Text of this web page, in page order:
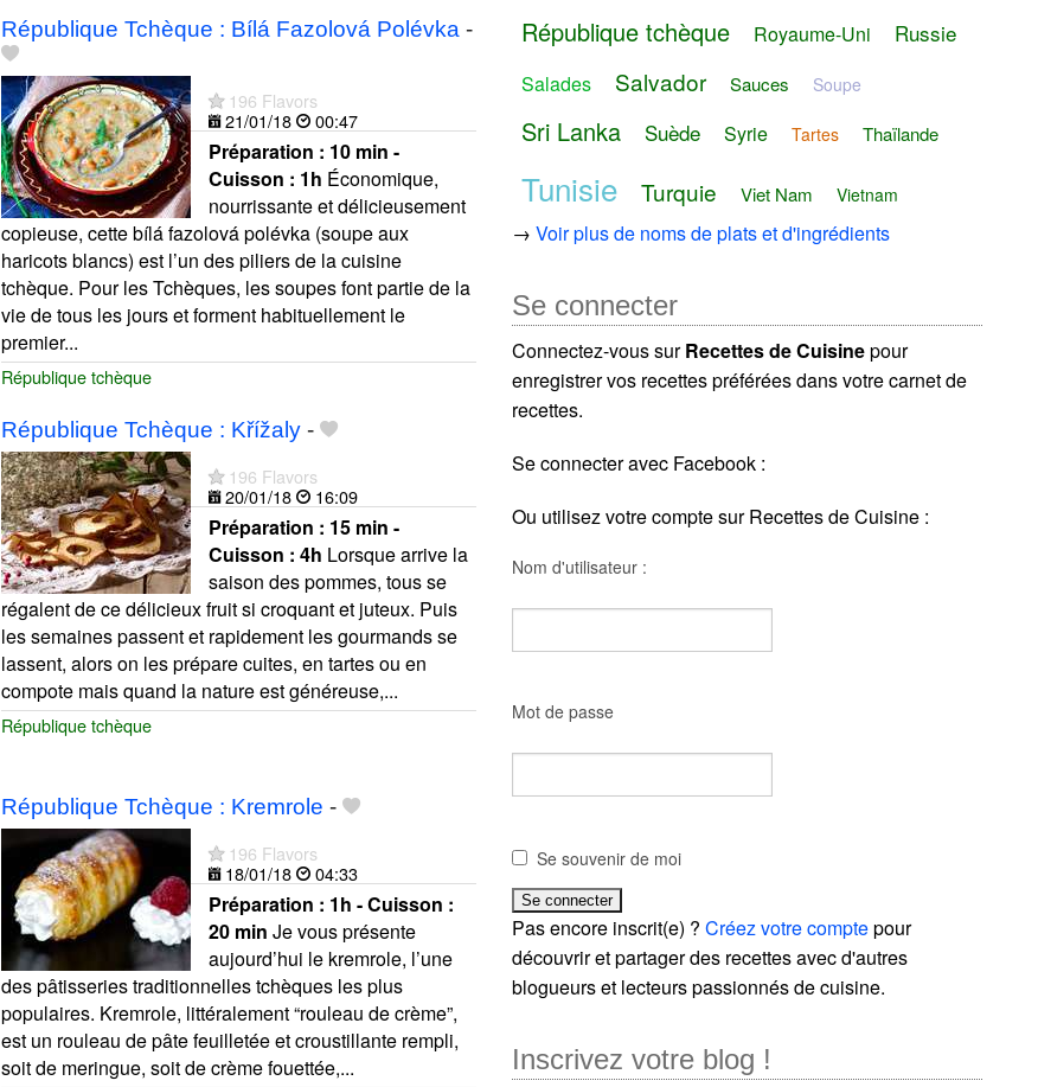
République Tchèque : Bílá Fazolová Polévka -
196 Flavors
21/01/18
00:47
Préparation : 10 min -
Cuisson : 1h Économique,
nourrissante et délicieusement
copieuse, cette bílá fazolová polévka (soupe aux
haricots blancs) est l’un des piliers de la cuisine
tchèque. Pour les Tchèques, les soupes font partie de la
vie de tous les jours et forment habituellement le
premier...
République tchèque
République Tchèque : Křížaly-
196 Flavors
20/01/18
16:09
Préparation : 15 min -
Cuisson : 4h Lorsque arrive la
saison des pommes, tous se
régalent de ce délicieux fruit si croquant et juteux. Puis
les semaines passent et rapidement les gourmands se
lassent, alors on les prépare cuites, en tartes ou en
compote mais quand la nature est généreuse,...
République tchèque
République Tchèque : Kremrole -
196 Flavors
18/01/18
04:33
Préparation : 1h - Cuisson :
20 min Je vous présente
aujourd’hui le kremrole, l’une
des pâtisseries traditionnelles tchèques les plus
populaires. Kremrole, littéralement “rouleau de crème”,
est un rouleau de pâte feuilletée et croustillante rempli,
soit de meringue, soit de crème fouettée,...
République tchèque Royaume-Uni Russie
Salades Salvador Sauces Soupe
Sri Lanka Suède Syrie Tartes Thaïlande
Tunisie Turquie Viet Nam Vietnam
→Voir plus de noms de plats et d'ingrédients
Se connecter
Connectez-vous surRecettes de Cuisinepour
enregistrer vos recettes préférées dans votre carnet de
recettes.
Se connecter avec Facebook :
Ou utilisez votre compte sur Recettes de Cuisine :
Nom d'utilisateur :
Mot de passe
Se souvenir de moi
Pas encore inscrit(e) ?Créez votre comptepour
découvrir et partager des recettes avec d'autres
blogueurs et lecteurs passionnés de cuisine.
Inscrivez votre blog !